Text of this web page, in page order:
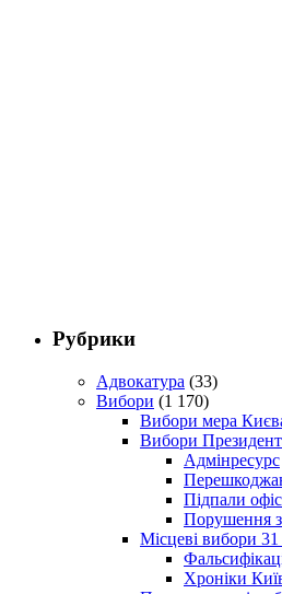
Рубрики
Адвокатура (33)
Вибори (1 170)
Вибори мера
Вибори
Адмінресурс
Підпали
Порушення
Місцеві вибори
Хроніки